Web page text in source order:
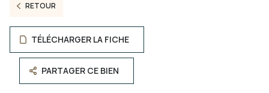
RETOUR
TÉLÉCHARGER LA FICHE
PARTAGER CE BIEN